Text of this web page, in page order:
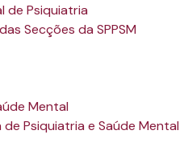
de Psiquiatria
Secções da SPPSM
Mental
Psiquiatria e Saúde Mental